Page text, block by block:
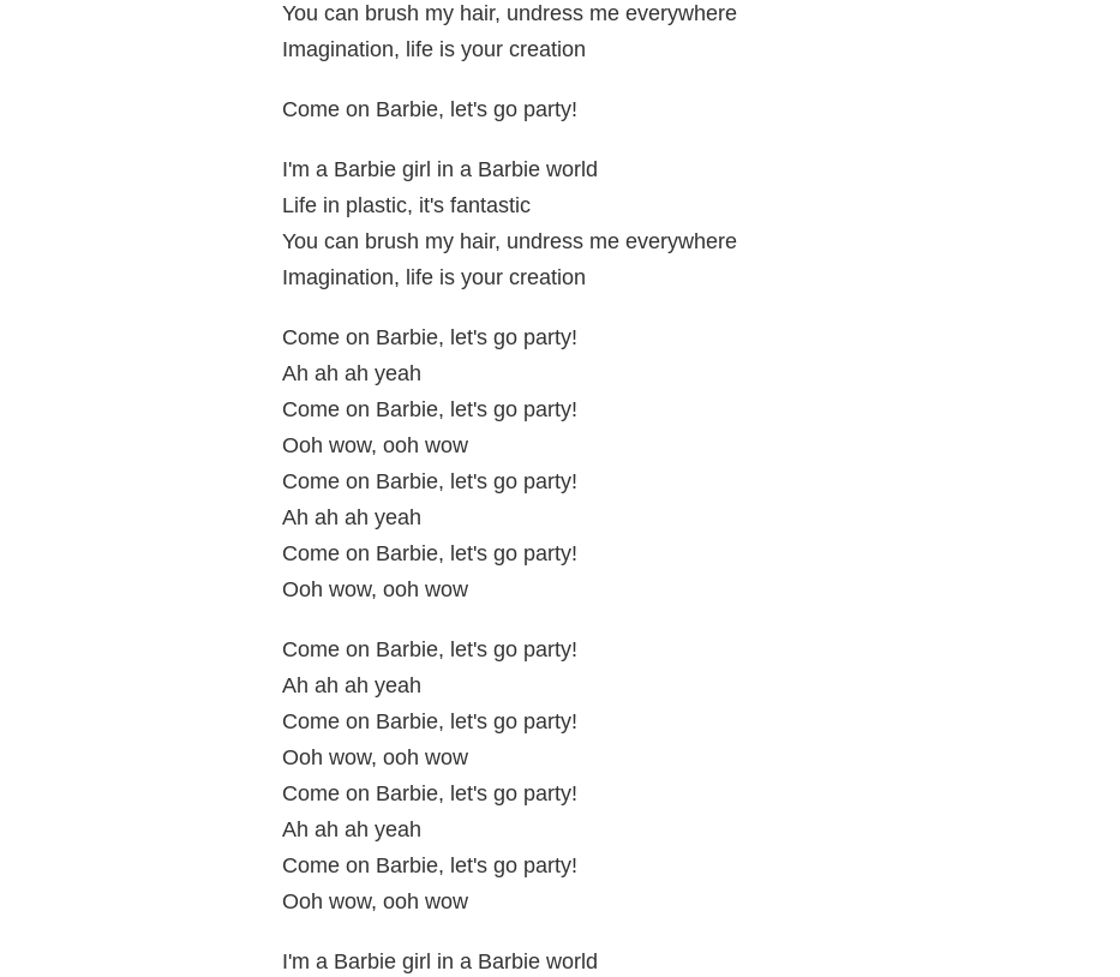
You can brush my hair, undress me everywhere
Imagination, life is your creation
Come on Barbie, let's go party!
I'm a Barbie girl in a Barbie world
Life in plastic, it's fantastic
You can brush my hair, undress me everywhere
Imagination, life is your creation
Come on Barbie, let's go party!
Ah ah ah yeah
Come on Barbie, let's go party!
Ooh wow, ooh wow
Come on Barbie, let's go party!
Ah ah ah yeah
Come on Barbie, let's go party!
Ooh wow, ooh wow
Come on Barbie, let's go party!
Ah ah ah yeah
Come on Barbie, let's go party!
Ooh wow, ooh wow
Come on Barbie, let's go party!
Ah ah ah yeah
Come on Barbie, let's go party!
Ooh wow, ooh wow
I'm a Barbie girl in a Barbie world